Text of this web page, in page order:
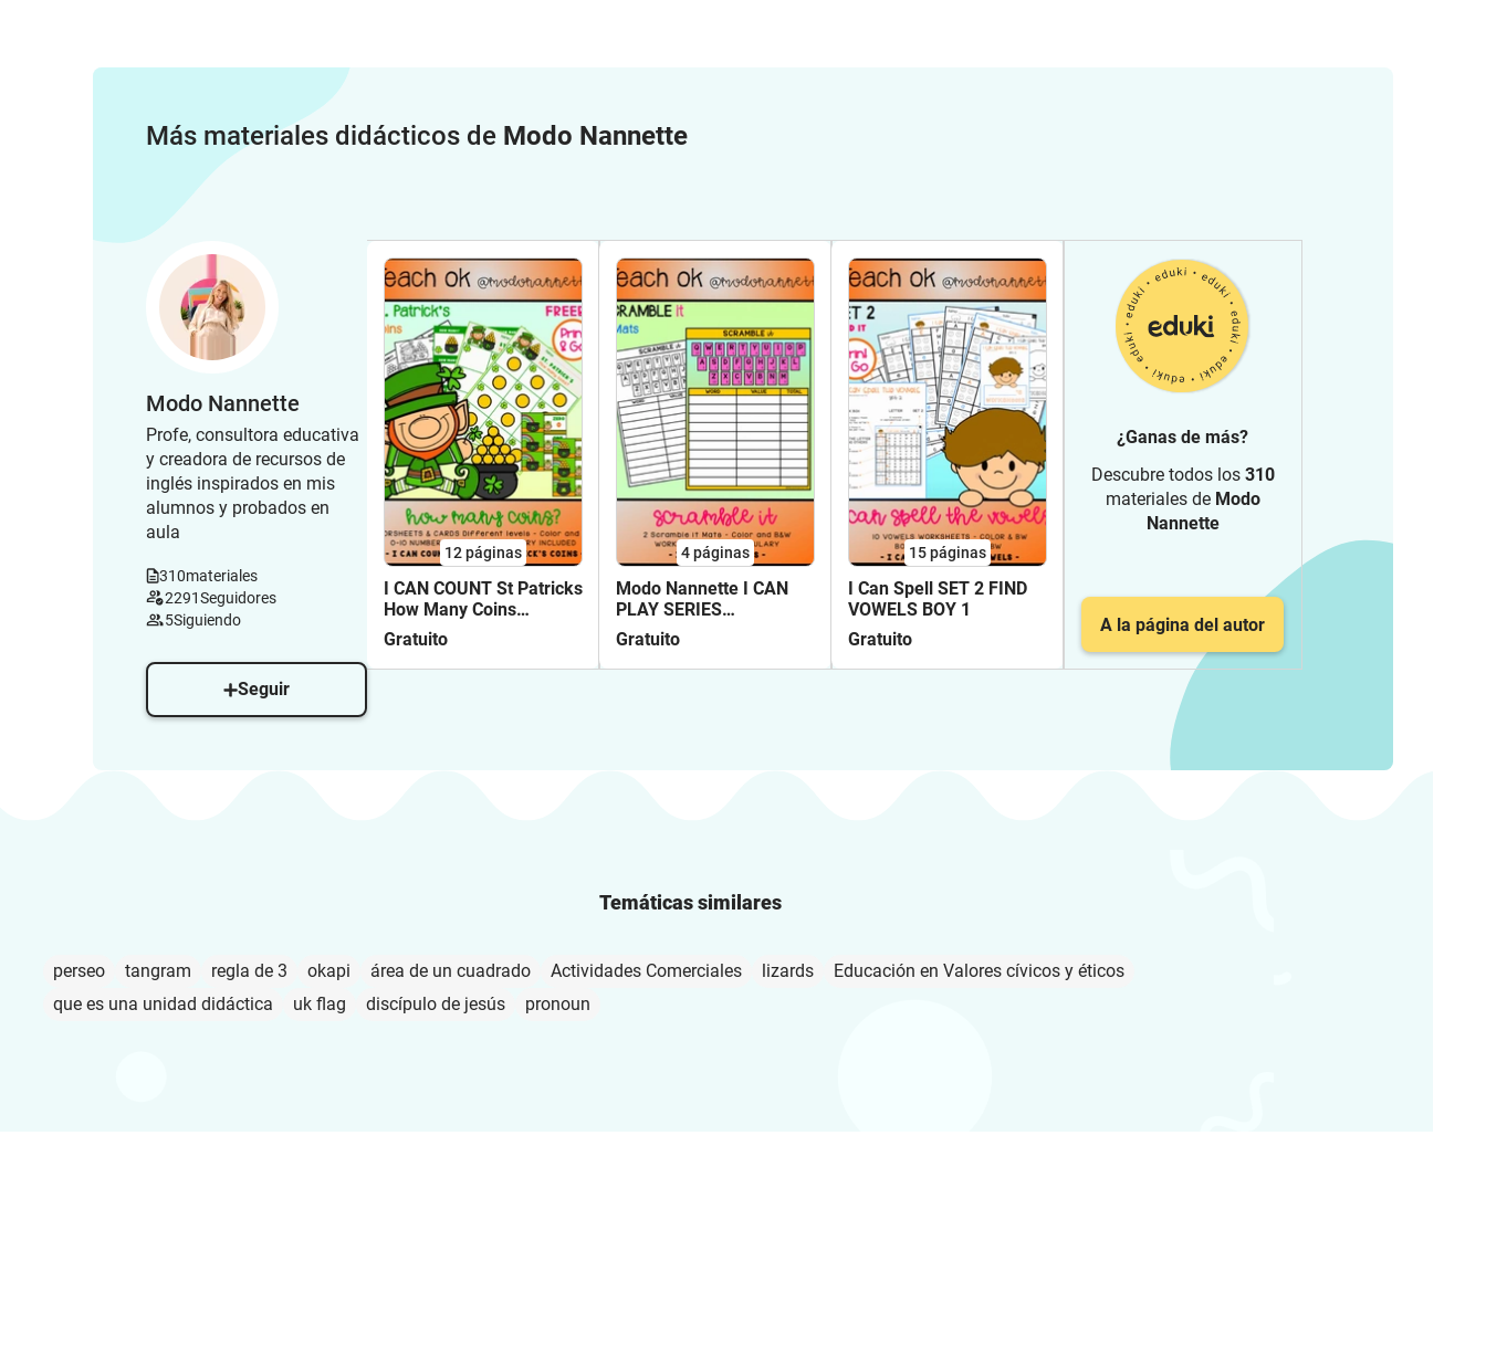
Más materiales didácticos de Modo Nannette
Modo Nannette
Profe, consultora educativa
y creadora de recursos de
inglés inspirados en mis
alumnos y probados en
aula
310materiales
2291Seguidores
5Siguiendo
Seguir
12páginas
I CAN COUNT St Patricks
How Many Coins
FREEBIE FS
Gratuito
4páginas
Modo Nannette I CAN
PLAY SERIES
SCRAMBLE TIME
Gratuito
15páginas
I Can Spell SET 2 FIND
VOWELS BOY 1
Gratuito
¿Ganas de más?
Descubre todos los 310
materiales de Modo
Nannette
A la página del autor
Temáticas similares
perseo tangram regla de 3 okapi área de un cuadrado Actividades Comerciales lizards
Educación en Valores cívicos y éticos
que es una unidad didáctica
uk flag discípulo de jesús pronoun